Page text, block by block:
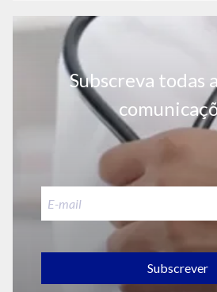
Subscreva todas
Subscrever